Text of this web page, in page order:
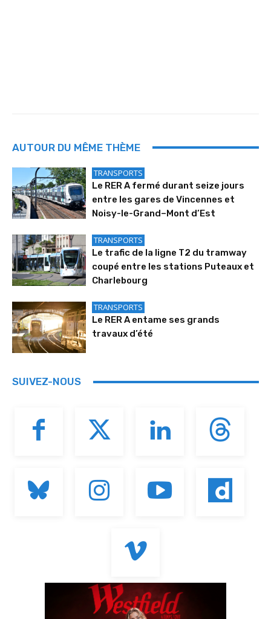
AUTOUR DU MÊME THÈME
TRANSPORTS
Le RER A fermé durant seize jours
entre les gares de Vincennes et
Noisy-le-Grand–Mont d’Est
TRANSPORTS
Le trafic de la ligne T2 du tramway
coupé entre les stations Puteaux et
Charlebourg
TRANSPORTS
Le RER A entame ses grands
travaux d’été
SUIVEZ-NOUS